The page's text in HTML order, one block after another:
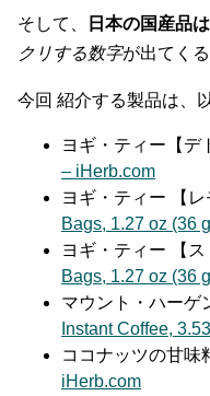
そして、 日本の国産品
クリする数字が出てく
今回 紹介する製品は、
ヨギ・ティー【デ
– iHerb.com
ヨギ・ティー 【
Bags, 1.27 oz (36
ヨギ・ティー 【
Bags, 1.27 oz (36
マウント・ハーゲ
Instant Coffee,
ココナッツの甘味
iHerb.com